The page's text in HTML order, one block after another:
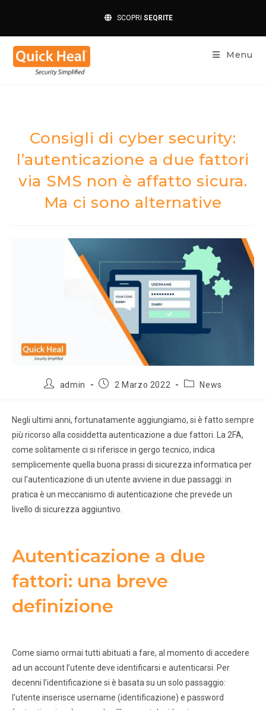
SCOPRI SEQRITE
Menu
Consigli di cyber security:
l’autenticazione a due fattori
via SMS non è affatto sicura.
Ma ci sono alternative
admin 2 Marzo 2022 News
Negli ultimi anni, fortunatamente aggiungiamo, si è fatto sempre
più ricorso alla cosiddetta autenticazione a due fattori. La 2FA,
come solitamente ci si riferisce in gergo tecnico, indica
semplicemente quella buona prassi di sicurezza informatica per
cui l’autenticazione di un utente avviene in due passaggi: in
pratica è un meccanismo di autenticazione che prevede un
livello di sicurezza aggiuntivo.
Autenticazione a due
fattori: una breve
definizione
Come siamo ormai tutti abituati a fare, al momento di accedere
ad un account l’utente deve identificarsi e autenticarsi. Per
decenni l’identificazione si è basata su un solo passaggio:
l’utente inserisce username (identificazione) e password